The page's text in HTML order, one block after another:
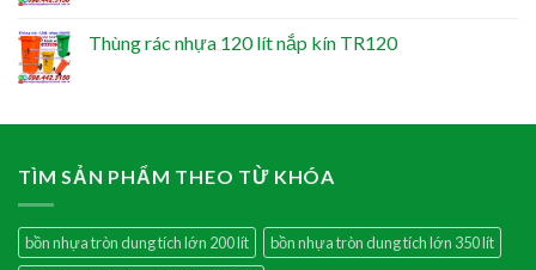
Thùng rác nhựa 120 lít nắp kín TR120
TÌM SẢN PHẨM THEO TỪ KHÓA
bồn nhựa tròn dung tích lớn 200 lít
bồn nhựa tròn dung tích lớn 350 lít